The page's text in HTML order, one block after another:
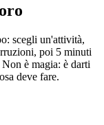
scegli un'attività,
poi 5 minuti
è magia: è darti
deve fare.